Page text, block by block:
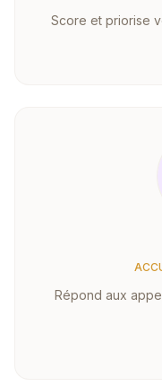
Score et priorise
Répond aux